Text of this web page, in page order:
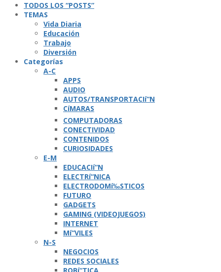
TODOS LOS “POSTS”
TEMAS
Vida Diaria
Educación
Trabajo
Diversión
Categorí­as
A-C
APPS
AUDIO
AUTOS/TRANSPORTACIí“N
CíMARAS
COMPUTADORAS
CONECTIVIDAD
CONTENIDOS
CURIOSIDADES
E-M
EDUCACIí“N
ELECTRí“NICA
ELECTRODOMí‰STICOS
FUTURO
GADGETS
GAMING (VIDEOJUEGOS)
INTERNET
Mí“VILES
N-S
NEGOCIOS
REDES SOCIALES